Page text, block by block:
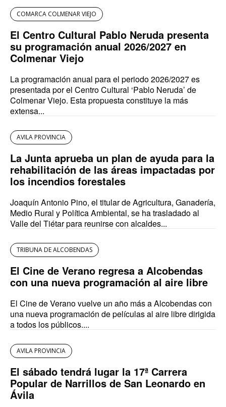
COMARCA COLMENAR VIEJO
El Centro Cultural Pablo Neruda presenta
su programación anual 2026/2027 en
Colmenar Viejo
La programación anual para el periodo 2026/2027 es
presentada por el Centro Cultural ‘Pablo Neruda’ de
Colmenar Viejo. Esta propuesta constituye la más
extensa...
AVILA PROVINCIA
La Junta aprueba un plan de ayuda para la
rehabilitación de las áreas impactadas por
los incendios forestales
Joaquín Antonio Pino, el titular de Agricultura, Ganadería,
Medio Rural y Política Ambiental, se ha trasladado al
Valle del Tiétar para reunirse con alcaldes...
TRIBUNA DE ALCOBENDAS
El Cine de Verano regresa a Alcobendas
con una nueva programación al aire libre
El Cine de Verano vuelve un año más a Alcobendas con
una nueva programación de películas al aire libre dirigida
a todos los públicos....
AVILA PROVINCIA
El sábado tendrá lugar la 17ª Carrera
Popular de Narrillos de San Leonardo en
Ávila